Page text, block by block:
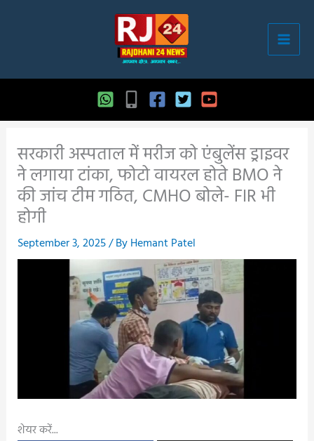
सरकारी अस्पताल में मरीज को एंबुलेंस ड्राइवर
ने लगाया टांका, फोटो वायरल होते BMO ने
की जांच टीम गठित, CMHO बोले- FIR भी
होगी
September 3, 2025/ ByHemant Patel
शेयर करें...